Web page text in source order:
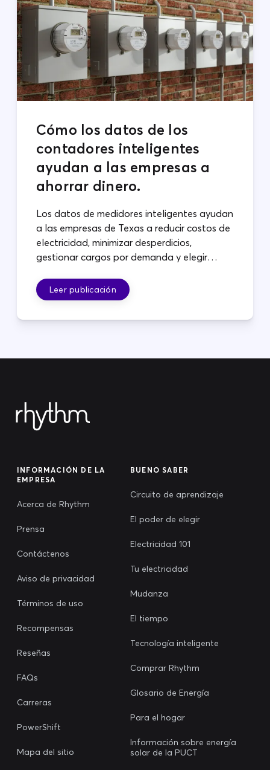
Cómo los datos de los
contadores inteligentes
ayudan a las empresas a
ahorrar dinero.
Los datos de medidores inteligentes ayudan
a las empresas de Texas a reducir costos de
electricidad, minimizar desperdicios,
gestionar cargos por demanda y elegir
Leer publicación
INFORMACIÓN DE LA
EMPRESA
Acerca de Rhythm
Prensa
Contáctenos
Aviso de privacidad
Términos de uso
Recompensas
Reseñas
FAQs
Carreras
PowerShift
Mapa del sitio
BUENO SABER
Circuito de aprendizaje
El poder de elegir
Electricidad 101
Tu electricidad
Mudanza
El tiempo
Tecnología inteligente
Comprar Rhythm
Glosario de Energía
Para el hogar
Información sobre energía
solar de la PUCT